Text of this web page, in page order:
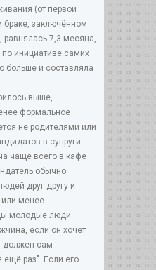
(от первой
браке, заключённом
7,3 месяца,
по инициативе самих
больше и составляла
выше,
формальное
не родителями или
в супруги.
чаще всего в кафе
обычно
друг другу и
или менее
молодые люди
если он хочет
должен сам
ещё раз". Если его